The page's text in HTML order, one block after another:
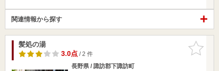
関連情報から探す
お気に入
りに追加
髪処の湯
3.0点/ 2 件
長野県 / 諏訪郡下諏訪町